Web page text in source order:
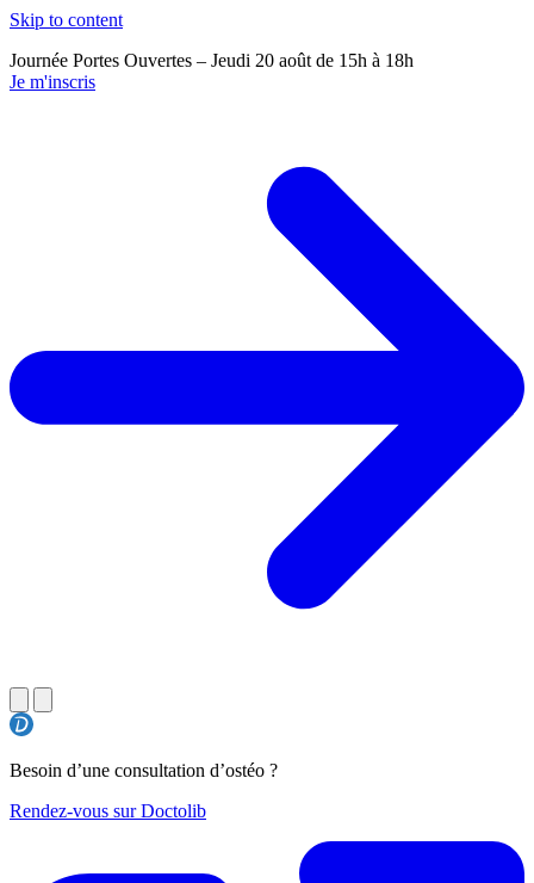
Skip to content
Journée Portes Ouvertes – Jeudi 20 août de 15h à 18h
Je m'inscris
Besoin d’une consultation d’ostéo ?
Rendez-vous sur Doctolib